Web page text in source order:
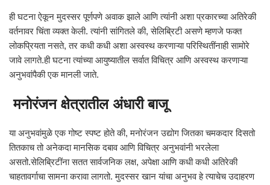
ही घटना ऐकून मुदस्सर पूर्णपणे अवाक झाले आणि त्यांनी अशा प्रकारच्या अतिरेकी
वर्तनावर चिंता व्यक्त केली. त्यांनी सांगितले की, सेलिब्रिटी असणे म्हणजे फक्त
लोकप्रियता नसते, तर कधी कधी अशा अस्वस्थ करणाऱ्या परिस्थितींनाही सामोरे
जावे लागते.ही घटना त्यांच्या आयुष्यातील सर्वात विचित्र आणि अस्वस्थ करणाऱ्या
अनुभवांपैकी एक मानली जाते.
मनोरंजन क्षेत्रातील अंधारी बाजू
या अनुभवांमुळे एक गोष्ट स्पष्ट होते की, मनोरंजन उद्योग जितका चमकदार दिसतो
तितकाच तो अनेकदा मानसिक दबाव आणि विचित्र अनुभवांनी भरलेला
असतो.सेलिब्रिटींना सतत सार्वजनिक लक्ष, अपेक्षा आणि कधी कधी अतिरेकी
चाहतावर्गाचा सामना करावा लागतो. मुदस्सर खान यांचा अनुभव हे त्याचेच उदाहरण